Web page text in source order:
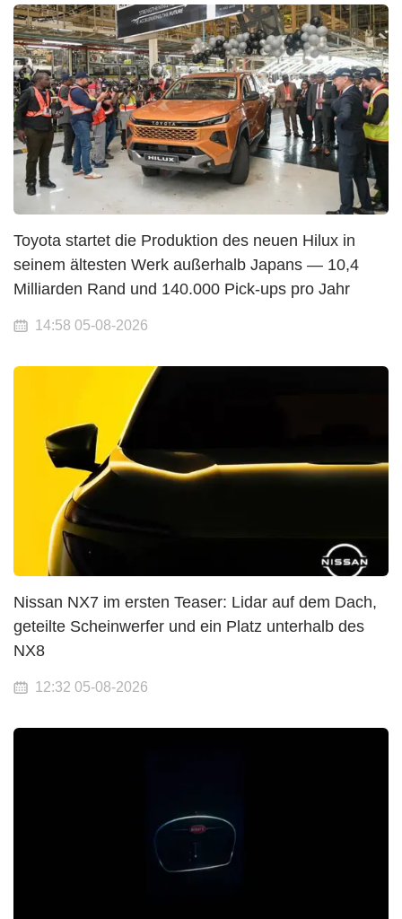
Toyota startet die Produktion des neuen Hilux in
seinem ältesten Werk außerhalb Japans — 10,4
Milliarden Rand und 140.000 Pick-ups pro Jahr
14:58 05-08-2026
Nissan NX7 im ersten Teaser: Lidar auf dem Dach,
geteilte Scheinwerfer und ein Platz unterhalb des
NX8
12:32 05-08-2026